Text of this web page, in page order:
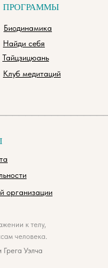
ПРОГРАММЫ
Тайцзицюань
Клуб медитаций
Найди себя
Биодинамика
Уэлча
к телу,
человека.
организации